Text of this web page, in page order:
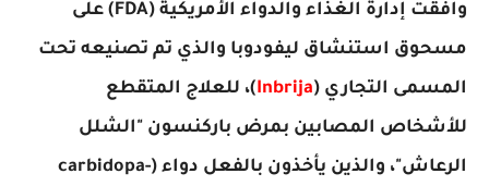
وافقت إدارة الغذاء والدواء الأمريكية (FDA) على
مسحوق استنشاق ليفودوبا والذي تم تصنيعه تحت
المسمى التجاري (Inbrija)، للعلاج المتقطع
للأشخاص المصابين بمرض باركنسون "الشلل
الرعاش"، والذين يأخذون بالفعل دواء (carbidopa-